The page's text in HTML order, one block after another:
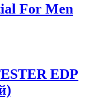
For Men
EDP